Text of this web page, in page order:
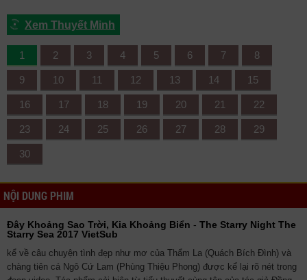
Xem Thuyết Minh
1 2 3 4 5 6 7 8
9 10 11 12 13 14 15
16 17 18 19 20 21 22
23 24 25 26 27 28 29
30
NỘI DUNG PHIM
Đây Khoảng Sao Trời, Kia Khoảng Biển - The Starry Night The
Starry Sea 2017 VietSub
kể về câu chuyện tình đẹp như mơ của Thẩm La (Quách Bích Đình) và
chàng tiên cá Ngô Cứ Lam (Phùng Thiệu Phong) được kể lại rõ nét trong